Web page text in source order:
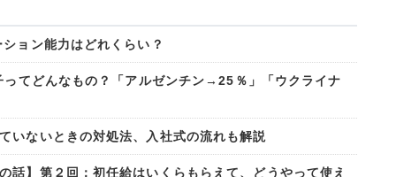
ョン能力はどれくらい？
てどんなもの？「アルゼンチン→25％」「ウクライナ
いないときの対処法、入社式の流れも解説
話】第２回：初任給はいくらもらえて、どうやって使え